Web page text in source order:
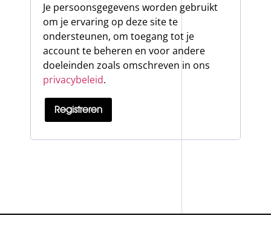
Je persoonsgegevens worden gebruikt
om je ervaring op deze site te
ondersteunen, om toegang tot je
account te beheren en voor andere
doeleinden zoals omschreven in ons
privacybeleid.
Registreren